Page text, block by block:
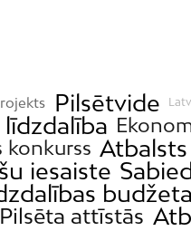
Pilsētvide
konkurss
iesaiste
Pilsēta attīstās